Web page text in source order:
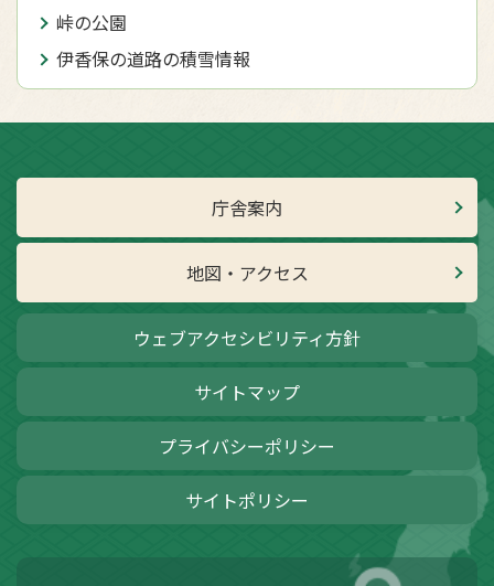
峠の公園
伊香保の道路の積雪情報
庁舎案内
地図・アクセス
ウェブアクセシビリティ方針
サイトマップ
プライバシーポリシー
サイトポリシー